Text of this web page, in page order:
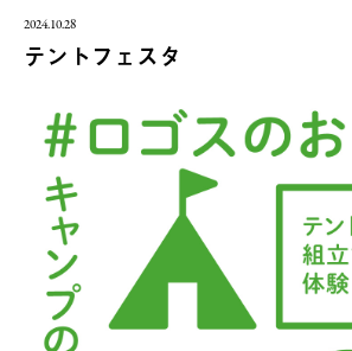
2024.10.28
テントフェスタ